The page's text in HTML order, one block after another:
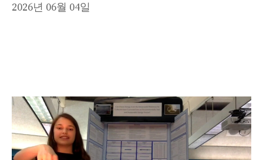
2026년 06월 04일